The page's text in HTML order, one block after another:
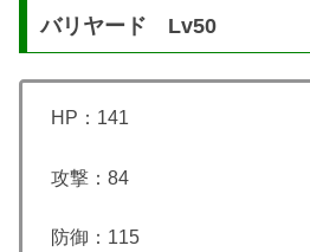
バリヤード Lv50
HP：141
攻撃：84
防御：115